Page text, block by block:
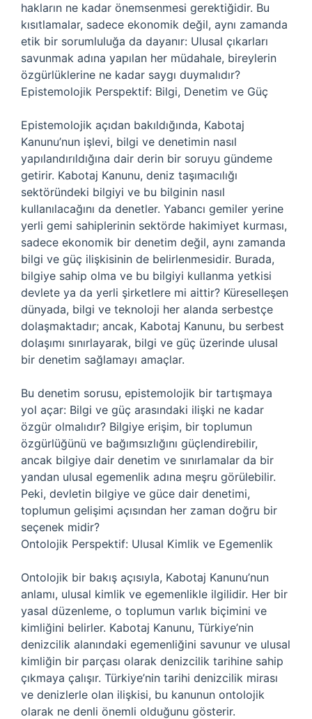
hakların ne kadar önemsenmesi gerektiğidir. Bu
kısıtlamalar, sadece ekonomik değil, aynı zamanda
etik bir sorumluluğa da dayanır: Ulusal çıkarları
savunmak adına yapılan her müdahale, bireylerin
özgürlüklerine ne kadar saygı duymalıdır?
Epistemolojik Perspektif: Bilgi, Denetim ve Güç
Epistemolojik açıdan bakıldığında, Kabotaj
Kanunu’nun işlevi, bilgi ve denetimin nasıl
yapılandırıldığına dair derin bir soruyu gündeme
getirir. Kabotaj Kanunu, deniz taşımacılığı
sektöründeki bilgiyi ve bu bilginin nasıl
kullanılacağını da denetler. Yabancı gemiler yerine
yerli gemi sahiplerinin sektörde hakimiyet kurması,
sadece ekonomik bir denetim değil, aynı zamanda
bilgi ve güç ilişkisinin de belirlenmesidir. Burada,
bilgiye sahip olma ve bu bilgiyi kullanma yetkisi
devlete ya da yerli şirketlere mi aittir? Küreselleşen
dünyada, bilgi ve teknoloji her alanda serbestçe
dolaşmaktadır; ancak, Kabotaj Kanunu, bu serbest
dolaşımı sınırlayarak, bilgi ve güç üzerinde ulusal
bir denetim sağlamayı amaçlar.
Bu denetim sorusu, epistemolojik bir tartışmaya
yol açar: Bilgi ve güç arasındaki ilişki ne kadar
özgür olmalıdır? Bilgiye erişim, bir toplumun
özgürlüğünü ve bağımsızlığını güçlendirebilir,
ancak bilgiye dair denetim ve sınırlamalar da bir
yandan ulusal egemenlik adına meşru görülebilir.
Peki, devletin bilgiye ve güce dair denetimi,
toplumun gelişimi açısından her zaman doğru bir
seçenek midir?
Ontolojik Perspektif: Ulusal Kimlik ve Egemenlik
Ontolojik bir bakış açısıyla, Kabotaj Kanunu’nun
anlamı, ulusal kimlik ve egemenlikle ilgilidir. Her bir
yasal düzenleme, o toplumun varlık biçimini ve
kimliğini belirler. Kabotaj Kanunu, Türkiye’nin
denizcilik alanındaki egemenliğini savunur ve ulusal
kimliğin bir parçası olarak denizcilik tarihine sahip
çıkmaya çalışır. Türkiye’nin tarihi denizcilik mirası
ve denizlerle olan ilişkisi, bu kanunun ontolojik
olarak ne denli önemli olduğunu gösterir.